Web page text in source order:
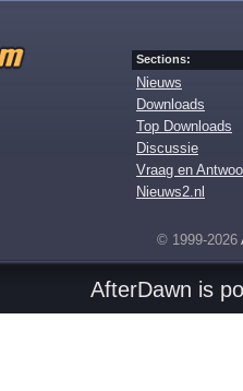
Sections:
Nieuws
Downloads
Top Downloads
Discussie
Vraag en
Nieuws2.nl
© 1999-2026
AfterDawn is